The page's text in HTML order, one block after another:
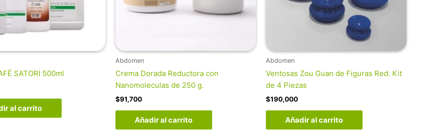
SATORI 500ml
al carrito
Abdomen
Crema Dorada Reductora con
Nanomoleculas de 250 g.
$91,700
Añadir al carrito
Abdomen
Ventosas Zou Guan de Figuras Red. Kit
de 4 Piezas
$190,000
Añadir al carrito